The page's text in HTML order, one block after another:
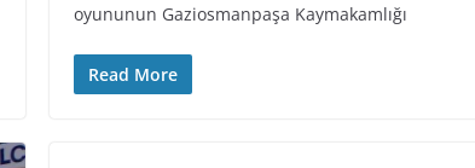
oyununun Gaziosmanpaşa Kaymakamlığı
Read More